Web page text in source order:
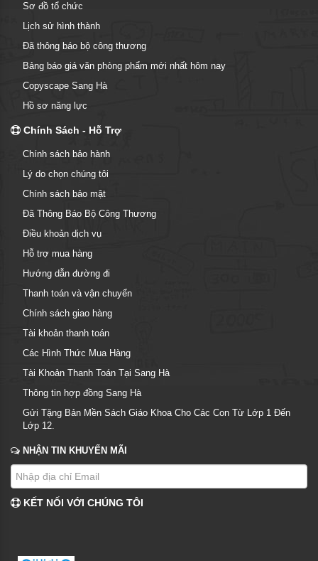
Sơ đồ tổ chức
Lịch sử hình thành
Đã thông báo bộ công thương
Bảng báo giá văn phòng phẩm mới nhất hôm nay
Copyscape Sang Hà
Hồ sơ năng lực
Chính Sách - Hỗ Trợ
Chính sách bảo hành
Lý do chọn chúng tôi
Chính sách bảo mật
Đã Thông Báo Bộ Công Thương
Điều khoản dịch vụ
Hỗ trợ mua hàng
Hướng dẫn đường đi
Thanh toán và vận chuyển
Chính sách giao hàng
Tài khoản thanh toán
Các Hình Thức Mua Hàng
Tài Khoản Thanh Toán Tại Sang Hà
Thông tin hợp đồng Sang Hà
Gửi Tặng Bản Mền Sách Giáo Khoa Cho Các Con Từ Lớp 1 Đến
Lớp 12.
NHẬN TIN KHUYẾN MÃI
KẾT NỐI VỚI CHÚNG TÔI